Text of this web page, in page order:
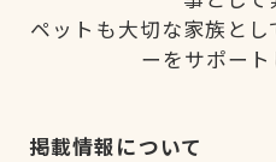
ペットも大切な家族と
ーをサポート
掲載情報について